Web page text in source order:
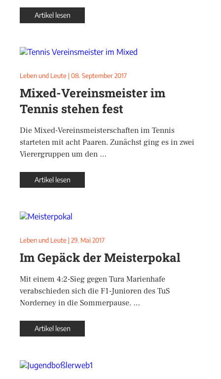
Artikel lesen
Leben und Leute | 08. September 2017
Mixed-Vereinsmeister im
Tennis stehen fest
Die Mixed-Vereinsmeisterschaften im Tennis
starteten mit acht Paaren. Zunächst ging es in zwei
Vierergruppen um den …
Artikel lesen
Leben und Leute | 29. Mai 2017
Im Gepäck der Meisterpokal
Mit einem 4:2-Sieg gegen Tura Marienhafe
verabschieden sich die F1-Junioren des TuS
Norderney in die Sommerpause. …
Artikel lesen